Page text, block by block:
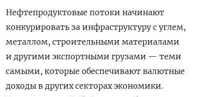
Нефтепродуктовые потоки начинают
конкурировать за инфраструктуру с углем,
металлом, строительными материалами
и другими экспортными грузами — теми
самыми, которые обеспечивают валютные
доходы в других секторах экономики.